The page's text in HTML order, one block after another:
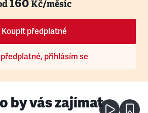
Kč/měsíc
Koupit předplatné
přihlásím se
by vás zajímat